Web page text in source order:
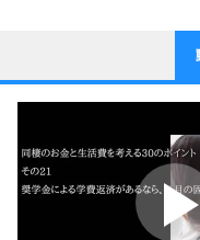
1
スト
他人
いっ
いら
プラ
ポジ
ポジ